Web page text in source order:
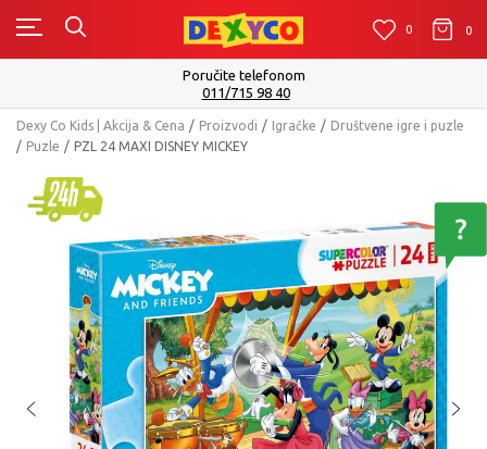
0 0 0
Poručite telefonom
011/715 98 40
Dexy Co Kids | Akcija & Cena Proizvodi Igračke
Društvene igre i puzle
Puzle
PZL 24 MAXI DISNEY MICKEY